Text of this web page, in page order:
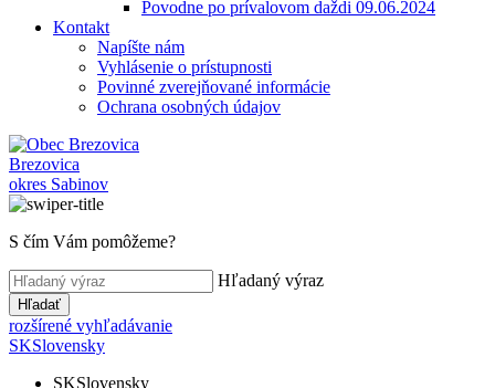
Povodne po prívalovom daždi 09.06.2024
Kontakt
Napíšte nám
Vyhlásenie o prístupnosti
Povinné zverejňované informácie
Ochrana osobných údajov
Brezovica
okres Sabinov
S čím Vám pomôžeme?
Hľadaný výraz
Hľadať
rozšírené vyhľadávanie
SKSlovensky
SKSlovensky